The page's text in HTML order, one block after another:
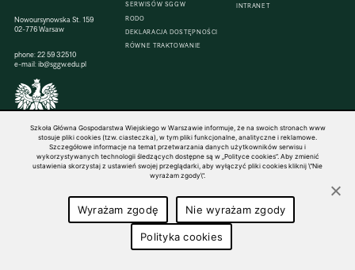
Nowoursynowska St. 159
02-776 Warsaw
phone:22 59 32510
e-mail:ib@sggw.edu.pl
SERWISÓW SGGW
RODO
DEKLARACJA DOSTĘPNOŚCI
RÓWNE TRAKTOWANIE
INTRANET
Szkoła Główna Gospodarstwa Wiejskiego w Warszawie informuje, że na swoich stronach www
stosuje pliki cookies (tzw. ciasteczka), w tym pliki funkcjonalne, analityczne i reklamowe.
Szczegółowe informacje na temat przetwarzania danych użytkowników serwisu i
wykorzystywanych technologii śledzących dostępne są w „Polityce cookies”. Aby zmienić
ustawienia skorzystaj z ustawień swojej przeglądarki, aby wyłączyć pliki cookies kliknij \"Nie
wyrażam zgody\".
Wyrażam zgodę Nie wyrażam zgody
Polityka cookies